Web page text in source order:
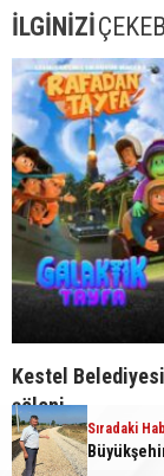
İLGİNİZİ
Kestel
şöleni
Sıradaki